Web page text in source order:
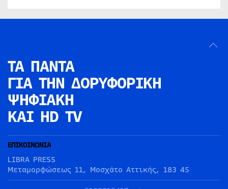
ΤΑ ΠΑΝΤΑ
ΓΙΑ ΤΗΝ ΔΟΡΥΦΟΡΙΚΗ
ΨΗΦΙΑΚΗ
ΚΑΙ HD TV
ΕΠΙΚΟΙΝΩΝΙΑ
LIBRA PRESS
Μεταμορφώσεως 11, Μοσχάτο Αττικής, 183 45